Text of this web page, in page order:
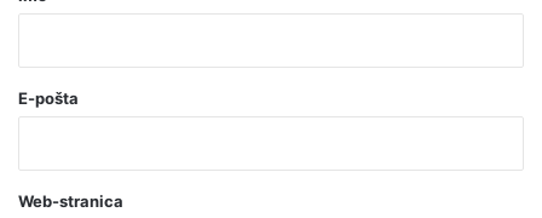
o
a
v
E-pošta
Web-stranica